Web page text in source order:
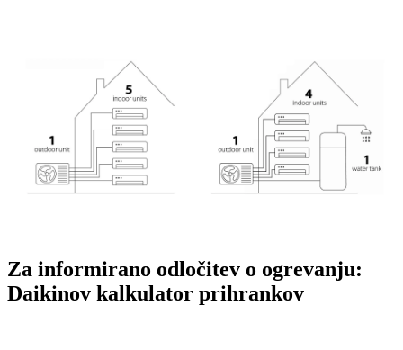
Za informirano odločitev o ogrevanju:
Daikinov kalkulator prihrankov